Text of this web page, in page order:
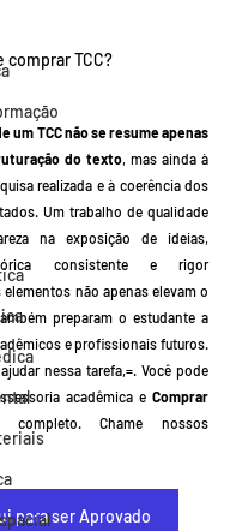
comprar TCC?
um TCC não se resume apenas
do texto, mas ainda à
realizada e à coerência dos
Um trabalho de qualidade
na exposição de ideias,
consistente e rigor
não apenas elevam o
preparam o estudante a
e profissionais futuros.
nessa tarefa,=. Você pode
acadêmica e Comprar
Chame nossos
para ser Aprovado